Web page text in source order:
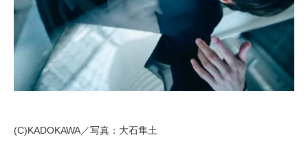
(C)KADOKAWA／写真：大石隼土